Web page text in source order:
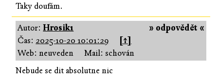
Taky doufám.
» odpovědět «
Autor:Hrosik1
Čas: 2025-10-20 10:01:29
[↑]
Web: neuveden
Mail: schován
Nebude se dit absolutne nic